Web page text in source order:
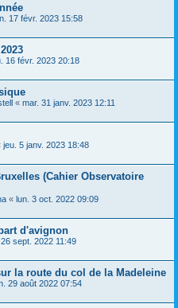
17 févr. 2023 15:58
16 févr. 2023 20:18
« mar. 31 janv. 2023 12:11
jeu. 5 janv. 2023 18:48
(Cahier Observatoire
« lun. 3 oct. 2022 09:09
d'avignon
sept. 2022 11:49
la route du col de la Madeleine
29 août 2022 07:54